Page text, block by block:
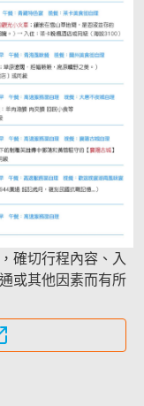
確切行程內容、入
或其他因素而有所